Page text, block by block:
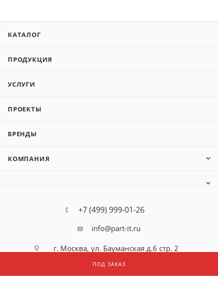
ПОД ЗАКАЗ
КАТАЛОГ
ПРОДУКЦИЯ
УСЛУГИ
ПРОЕКТЫ
БРЕНДЫ
КОМПАНИЯ
+7 (499) 999-01-26
info@part-it.ru
г. Москва, ул. Бауманская д.6 стр. 2